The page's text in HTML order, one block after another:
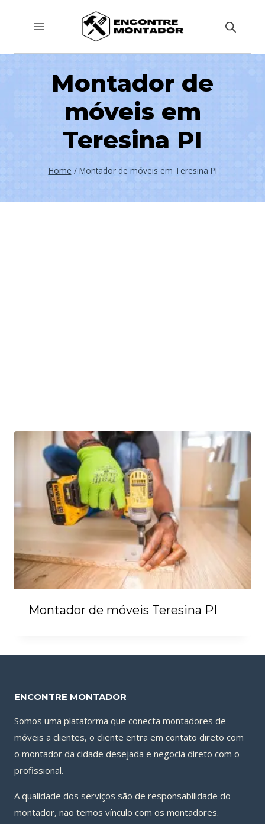
Montador de
móveis em
Teresina PI
Home / Montador de móveis em Teresina PI
Montador de móveis Teresina PI
ENCONTRE MONTADOR
Somos uma plataforma que conecta montadores de
móveis a clientes, o cliente entra em contato direto com
o montador da cidade desejada e negocia direto com o
profissional.
A qualidade dos serviços são de responsabilidade do
montador, não temos vínculo com os montadores.